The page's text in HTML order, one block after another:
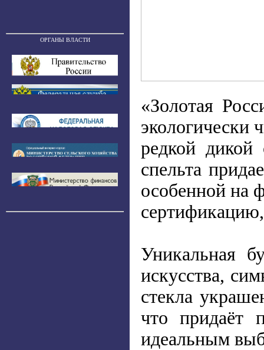
ОРГАНЫ ВЛАСТИ
«Золотая
экологически
редкой
спельта
особенной на
сертификацию,
Уникальная
искусства,
стекла
что придаёт
идеальным